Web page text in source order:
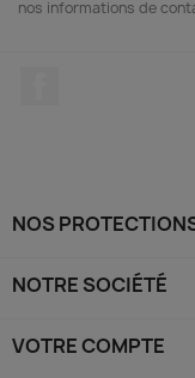
nos informations de
NOS
NOTRE SOCIÉTÉ
VOTRE COMPTE